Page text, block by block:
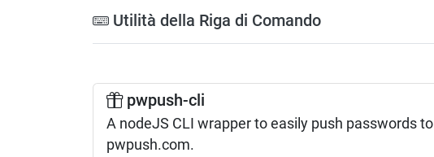
Utilità della Riga di Comando
pwpush-cli
A nodeJS CLI wrapper to easily push passwords to
pwpush.com.